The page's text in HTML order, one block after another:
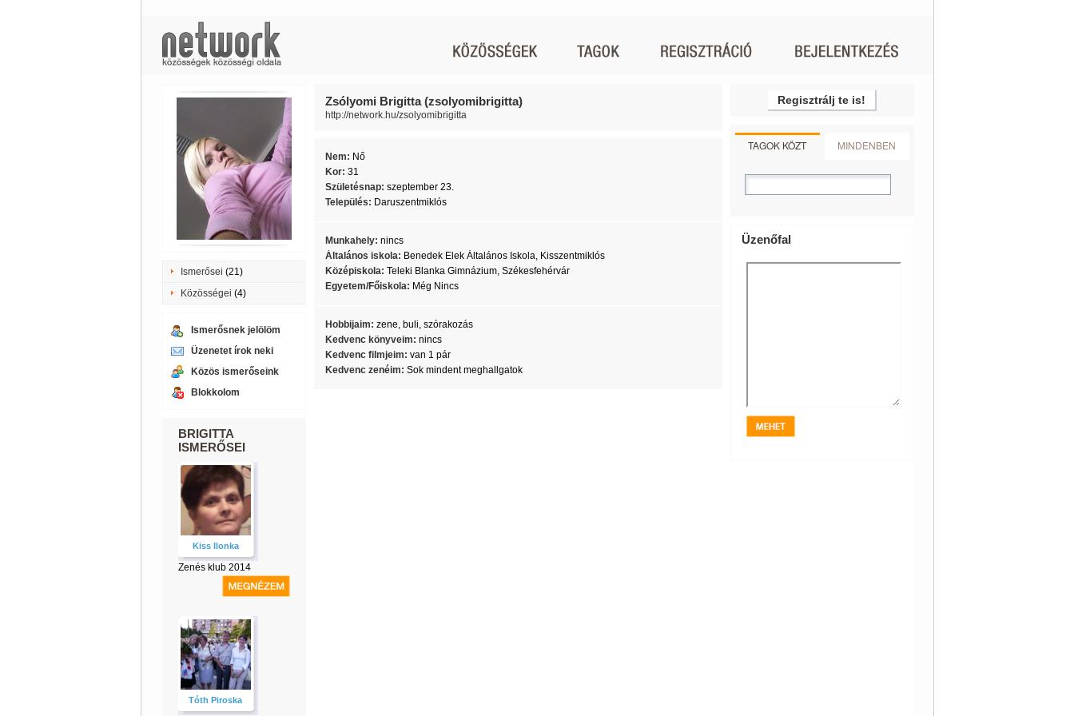
Ismerősei (21)
Közösségei (4)
Ismerősnek jelölöm
Üzenetet írok neki
Közös ismerőseink
Blokkolom
BRIGITTA
ISMERŐSEI
Kiss Ilonka
Zenés klub 2014
Tóth Piroska
Zsólyomi Brigitta (zsolyomibrigitta)
http://network.hu/zsolyomibrigitta
Nem: Nő
Kor: 31
Születésnap: szeptember 23.
Település: Daruszentmiklós
Munkahely: nincs
Általános iskola: Benedek Elek Általános Iskola, Kisszentmiklós
Középiskola: Teleki Blanka Gimnázium, Székesfehérvár
Egyetem/Főiskola: Még Nincs
Hobbijaim: zene, buli, szórakozás
Kedvenc könyveim: nincs
Kedvenc filmjeim: van 1 pár
Kedvenc zenéim: Sok mindent meghallgatok
Regisztrálj te is!
TAGOK KÖZT MINDENBEN
Üzenőfal